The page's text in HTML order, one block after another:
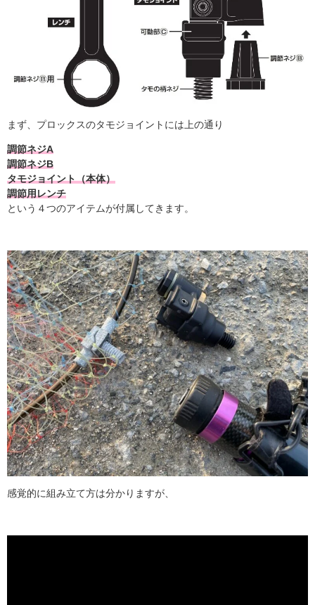
まず、プロックスのタモジョイントには上の通り
調節ネジA
調節ネジB
タモジョイント（本体）
調節用レンチ
という４つのアイテムが付属してきます。
感覚的に組み立て方は分かりますが、